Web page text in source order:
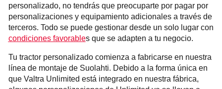
personalizado, no tendrás que preocuparte por pagar por
personalizaciones y equipamiento adicionales a través de
terceros. Todo se puede gestionar desde un solo lugar con
condiciones favorables que se adapten a tu negocio.
Tu tractor personalizado comienza a fabricarse en nuestra
línea de montaje de Suolahti. Debido a la forma única en
que Valtra Unlimited está integrado en nuestra fábrica,